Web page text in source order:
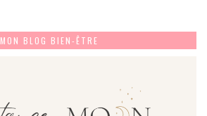
MON BLOG BIEN-ÊTRE